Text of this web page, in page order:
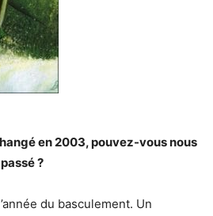
en 2003, pouvez-vous nous
?
du basculement. Un